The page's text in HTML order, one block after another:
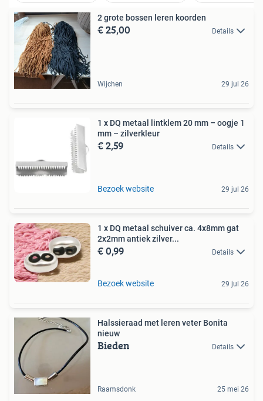
2 grote bossen leren koorden
€ 25,00 Details
Wijchen 29 jul 26
1 x DQ metaal lintklem 20 mm – oogje 1
mm – zilverkleur
€ 2,59 Details
Bezoek website 29 jul 26
1 x DQ metaal schuiver ca. 4x8mm gat
2x2mm antiek zilver...
€ 0,99 Details
Bezoek website 29 jul 26
Halssieraad met leren veter Bonita
nieuw
Bieden Details
Raamsdonk 25 mei 26